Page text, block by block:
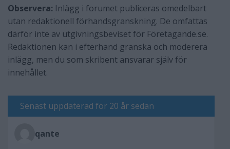
Observera: Inlägg i forumet publiceras omedelbart
utan redaktionell förhandsgranskning. De omfattas
därför inte av utgivningsbeviset för Företagande.se.
Redaktionen kan i efterhand granska och moderera
inlägg, men du som skribent ansvarar själv för
innehållet.
Senast uppdaterad för 20 år sedan
qante